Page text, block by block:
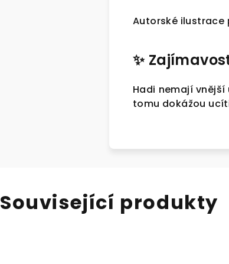
Autorské ilustrace
✨
Hadi nemají
tomu dokážou
Související produkty